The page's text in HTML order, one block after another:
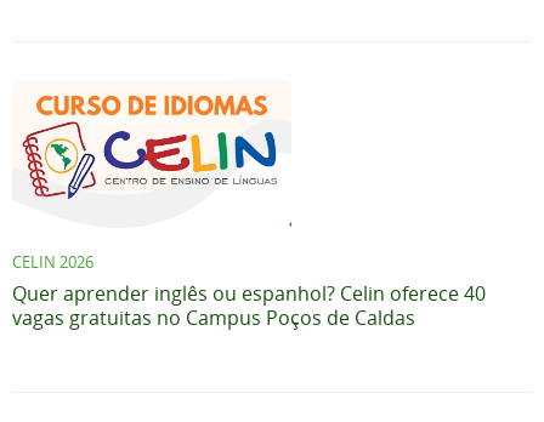
CELIN 2026
Quer aprender inglês ou espanhol? Celin oferece 40
vagas gratuitas no Campus Poços de Caldas